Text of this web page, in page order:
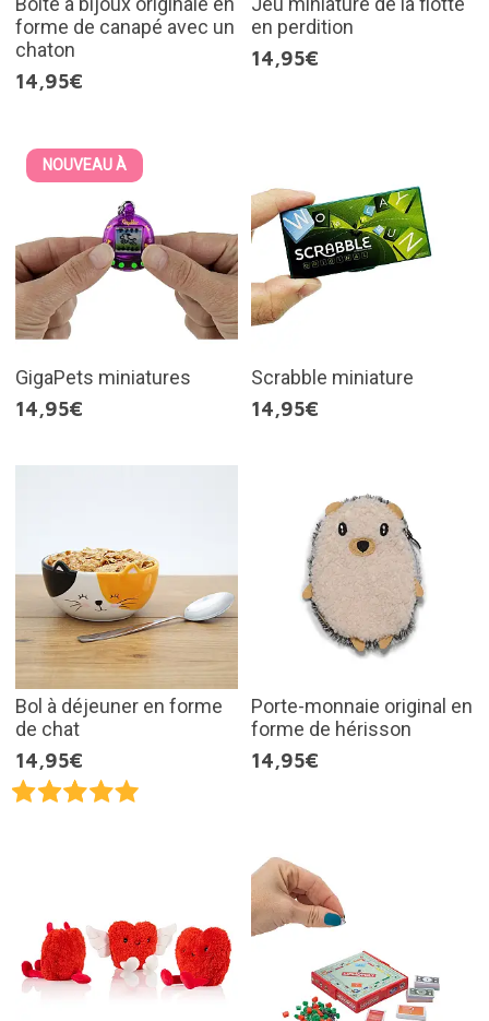
forme de canapé avec un
chaton
14,95€
en perdition
14,95€
NOUVEAU À
GigaPets miniatures
14,95€
Scrabble miniature
14,95€
Bol à déjeuner en forme
de chat
14,95€
Porte-monnaie original en
forme de hérisson
14,95€